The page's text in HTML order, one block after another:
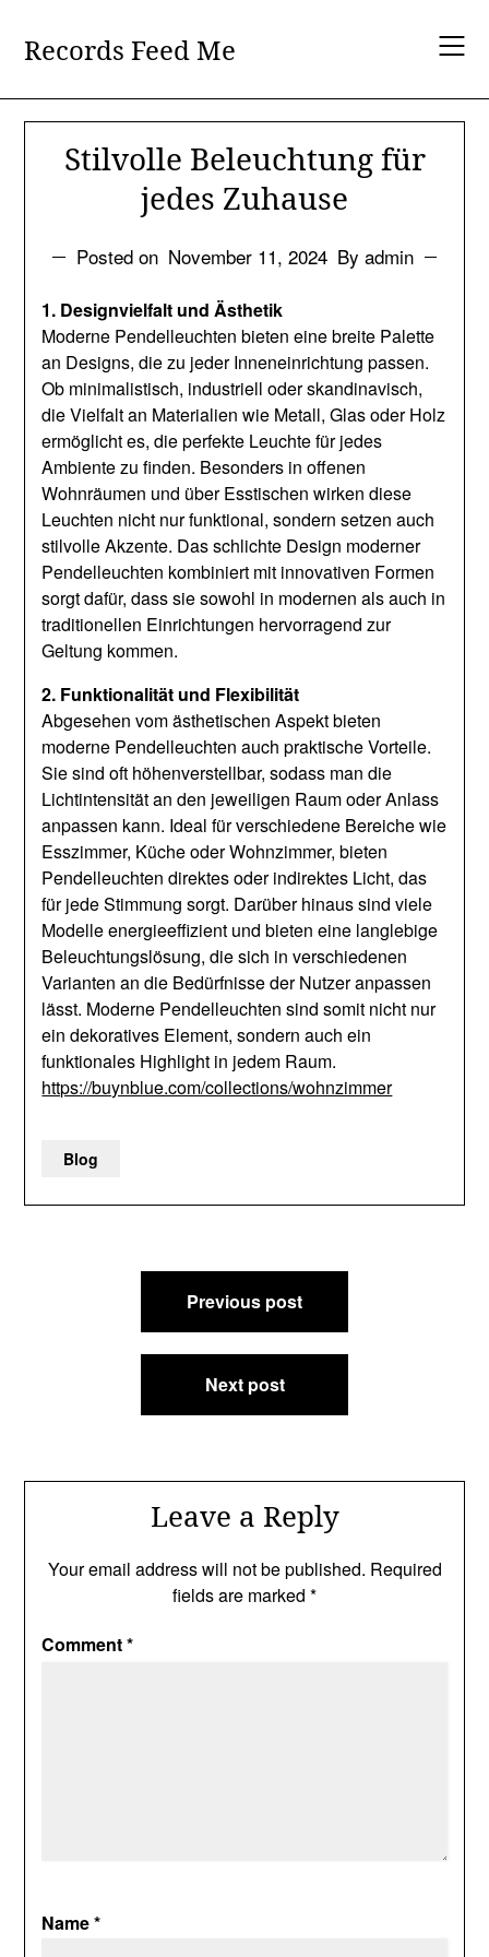
contentRecords Feed Me
Stilvolle Beleuchtung für
jedes Zuhause
Posted on November 11, 2024 By admin
1. Designvielfalt und Ästhetik
Moderne Pendelleuchten bieten eine breite Palette
an Designs, die zu jeder Inneneinrichtung passen.
Ob minimalistisch, industriell oder skandinavisch,
die Vielfalt an Materialien wie Metall, Glas oder Holz
ermöglicht es, die perfekte Leuchte für jedes
Ambiente zu finden. Besonders in offenen
Wohnräumen und über Esstischen wirken diese
Leuchten nicht nur funktional, sondern setzen auch
stilvolle Akzente. Das schlichte Design moderner
Pendelleuchten kombiniert mit innovativen Formen
sorgt dafür, dass sie sowohl in modernen als auch in
traditionellen Einrichtungen hervorragend zur
Geltung kommen.
2. Funktionalität und Flexibilität
Abgesehen vom ästhetischen Aspekt bieten
moderne Pendelleuchten auch praktische Vorteile.
Sie sind oft höhenverstellbar, sodass man die
Lichtintensität an den jeweiligen Raum oder Anlass
anpassen kann. Ideal für verschiedene Bereiche wie
Esszimmer, Küche oder Wohnzimmer, bieten
Pendelleuchten direktes oder indirektes Licht, das
für jede Stimmung sorgt. Darüber hinaus sind viele
Modelle energieeffizient und bieten eine langlebige
Beleuchtungslösung, die sich in verschiedenen
Varianten an die Bedürfnisse der Nutzer anpassen
lässt. Moderne Pendelleuchten sind somit nicht nur
ein dekoratives Element, sondern auch ein
funktionales Highlight in jedem Raum.
https://buynblue.com/collections/wohnzimmer
Blog
Previous post
Next post
Leave a Reply
Your email address will not be published. Required
fields are marked *
Comment*
Name*